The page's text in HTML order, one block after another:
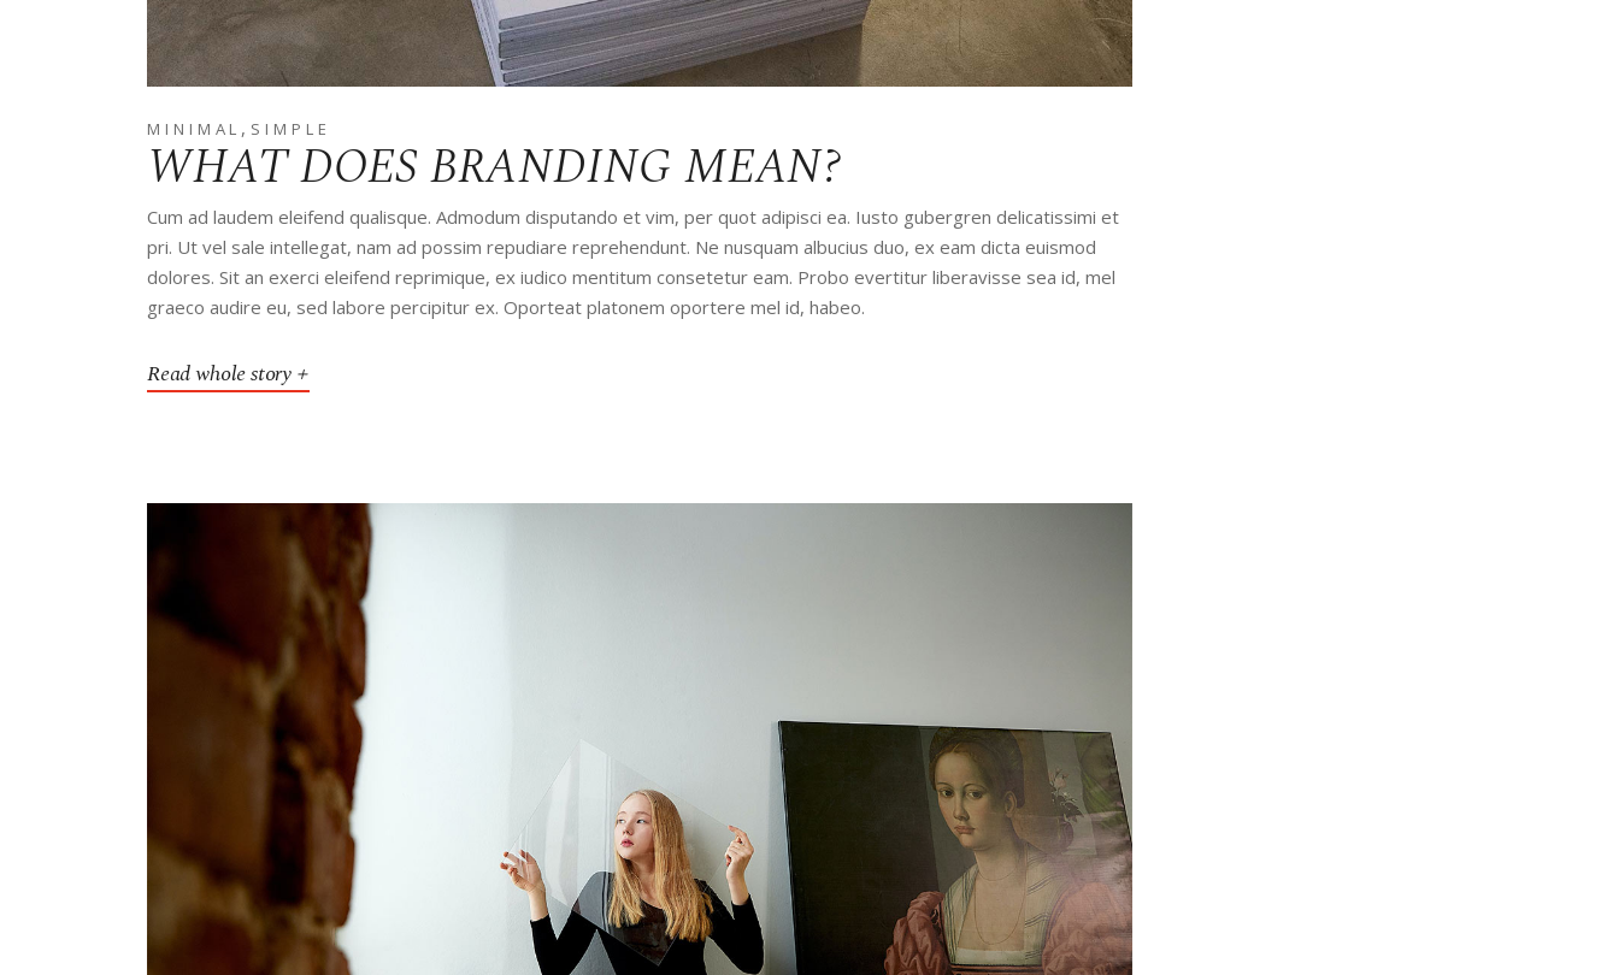
MINIMAL , SIMPLE
WHAT DOES BRANDING MEAN?
Cum ad laudem eleifend qualisque. Admodum disputando et vim, per quot adipisci ea. Iusto gubergren delicatissimi et
pri. Ut vel sale intellegat, nam ad possim repudiare reprehendunt. Ne nusquam albucius duo, ex eam dicta euismod
dolores. Sit an exerci eleifend reprimique, ex iudico mentitum consetetur eam. Probo evertitur liberavisse sea id, mel
graeco audire eu, sed labore percipitur ex. Oporteat platonem oportere mel id, habeo.
Read whole story